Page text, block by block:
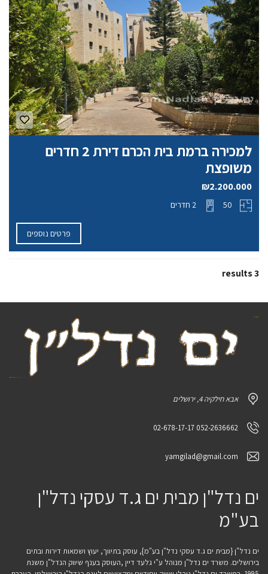
למכירה ברמת בית הכרם דירת 2 חדרים
משופצת
₪2.200.000
50 2 חדרים
פרטים נוספים
3 results
אבא חילקיה 4, ירושלים
052-2636662 02-678-17-17
yamgilad@gmail.com
ים נדל"ן מבית ים ג.ד עסקי נדל"ן
בע"מ
ים נדל"ן {מבית ים ג.ד עסקי נדל"ן בע"מ}, עוסק בתיווך, יעוץ ושמאות דירות ובתים
בירושלים. משרד ים נדל"ן מנוהל ע"י גלעד דיין ,העוסק בענף שיווק הנדל"ן משנת